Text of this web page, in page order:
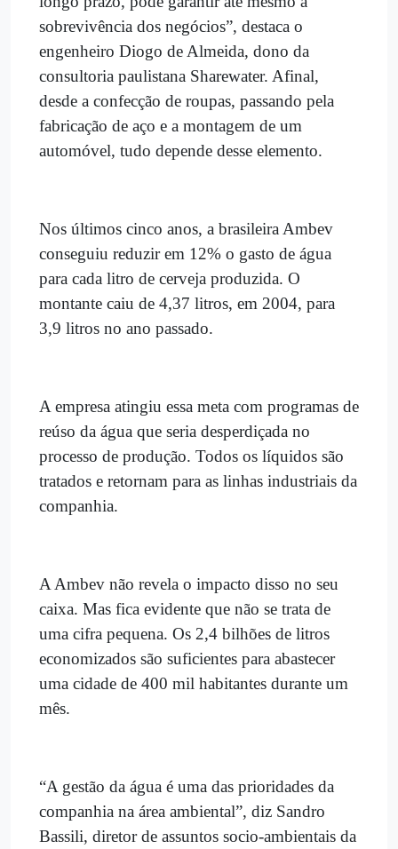
sobrevivência dos negócios”, destaca o
engenheiro Diogo de Almeida, dono da
consultoria paulistana Sharewater. Afinal,
desde a confecção de roupas, passando pela
fabricação de aço e a montagem de um
automóvel, tudo depende desse elemento.
Nos últimos cinco anos, a brasileira Ambev
conseguiu reduzir em 12% o gasto de água
para cada litro de cerveja produzida. O
montante caiu de 4,37 litros, em 2004, para
3,9 litros no ano passado.
A empresa atingiu essa meta com programas de
reúso da água que seria desperdiçada no
processo de produção. Todos os líquidos são
tratados e retornam para as linhas industriais da
companhia.
A Ambev não revela o impacto disso no seu
caixa. Mas fica evidente que não se trata de
uma cifra pequena. Os 2,4 bilhões de litros
economizados são suficientes para abastecer
uma cidade de 400 mil habitantes durante um
mês.
“A gestão da água é uma das prioridades da
companhia na área ambiental”, diz Sandro
Bassili, diretor de assuntos socio-ambientais da